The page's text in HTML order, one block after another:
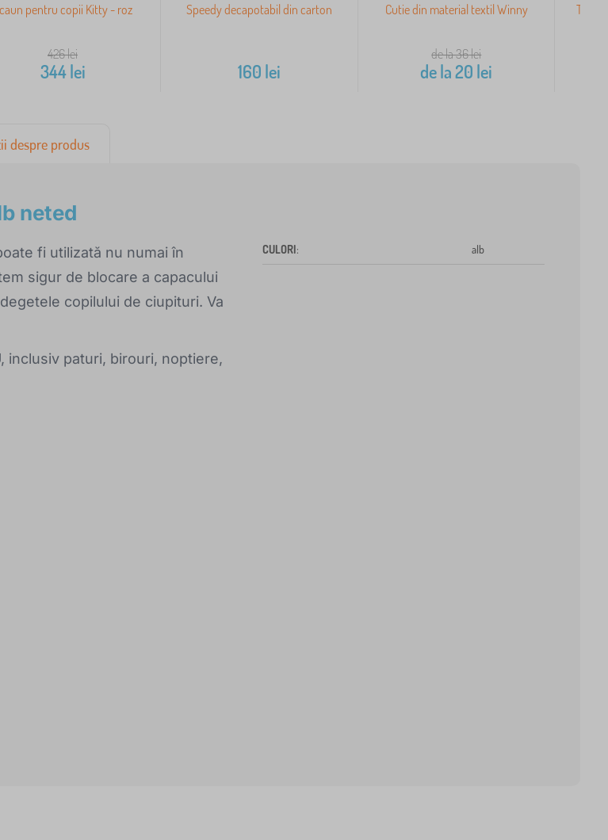
pentru copii Kitty - roz
426lei
344lei
Speedy decapotabil din carton
160 lei
Cutie din material textil Winny
de la 36lei
de la20 lei
despre produs
neted
fi utilizată nu numai în
sigur de blocare a capacului
copilului de ciupituri. Va
inclusiv paturi, birouri, noptiere,
CULORI: alb